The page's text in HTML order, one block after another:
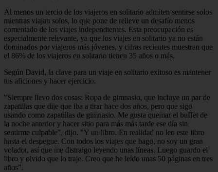
Al menos un tercio de los viajeros en solitario admiten sentirse solos
mientras viajan solos, lo que pone de relieve un desafío menos
comentado de los viajes independientes. Esta preocupación es
especialmente relevante, ya que los viajes en solitario ya no están
dominados por viajeros más jóvenes, y cifras recientes muestran que
el 86% de los viajeros en solitario tienen 35 años o más.
Según David, la clave para un viaje en solitario exitoso es mantener
tus aficiones y hacer ejercicio.
"Siempre llevo dos cosas: Ropa de gimnasio, que incluye un par de
zapatillas que dije que iba a tirar hace dos años, pero que sigo
usando como zapatillas de gimnasio. Me gusta quemar el buffet de
la noche anterior y hacer sitio para más más tarde ese día sin
sentirme culpable", dijo. "Y un libro. En realidad no leo este libro
hasta el despegue. Con todos los viajes que hago, no soy un gran
volador, así que me distraigo leyendo unas líneas. Luego guardo el
libro y olvido que lo traje. Creo que he leído unas 50 páginas en tres
años".